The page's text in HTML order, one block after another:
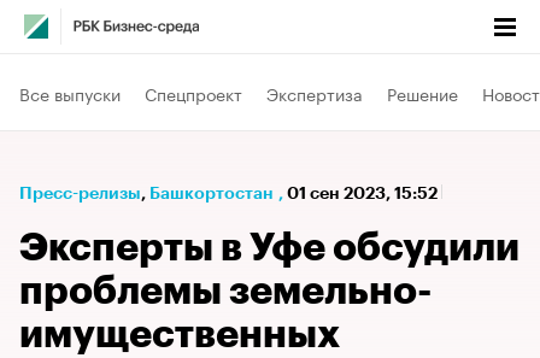
Все выпуски Спецпроект Экспертиза Решение
Пресс-релизы⁠, Башкортостан , 01 сен 2023, 15:52
Эксперты в Уфе обсудили
проблемы земельно-
имущественных